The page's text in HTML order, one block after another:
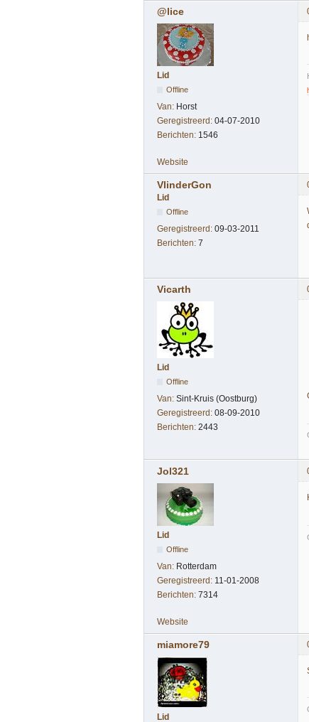
@lice
Lid
Offline
Van: Horst
Geregistreerd: 04-07-2010
Berichten: 1546
Website
VlinderGon
Lid
Offline
Geregistreerd: 09-03-2011
Berichten: 7
Vicarth
Lid
Offline
Van: Sint-Kruis (Oostburg)
Geregistreerd: 08-09-2010
Berichten: 2443
Jol321
Lid
Offline
Van: Rotterdam
Geregistreerd: 11-01-2008
Berichten: 7314
Website
miamore79
Lid